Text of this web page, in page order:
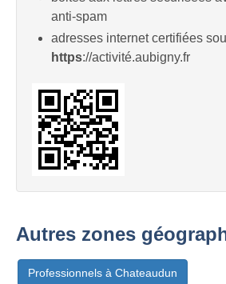
anti-spam
adresses internet certifiées
https://activité.aubigny.fr
Autres zones
Professionnels à Chateaudun